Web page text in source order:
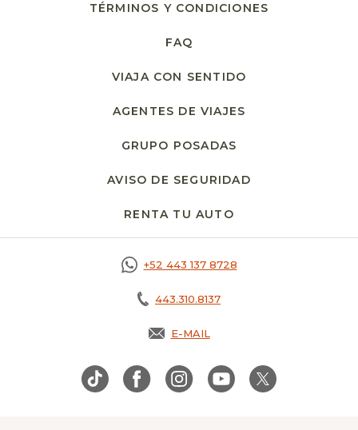
TÉRMINOS Y CONDICIONES
FAQ
VIAJA CON SENTIDO
AGENTES DE VIAJES
GRUPO POSADAS
AVISO DE SEGURIDAD
RENTA TU AUTO
+52 443 137 8728
443.310.8137
E-MAIL
OPENS IN A NEW TAB.